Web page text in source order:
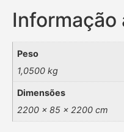
Informação
Peso
1,0500 kg
Dimensões
2200 × 85 × 2200 cm